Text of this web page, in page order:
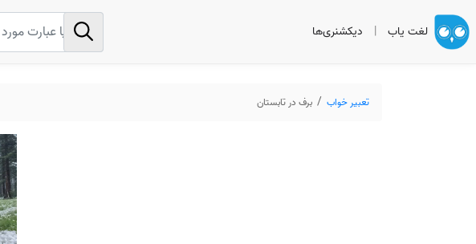
لغت یاب | دیکشنری‌ها
تعبیر خواب برف در تابستان